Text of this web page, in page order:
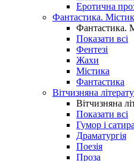
Еротична
Фантастика.
Фантастика.
Показати всі
Фентезі
Жахи
Містика
Фантастика
Вітчизняна
Вітчизняна
Показати всі
Гумор і сатира
Драматургія
Поезія
Проза